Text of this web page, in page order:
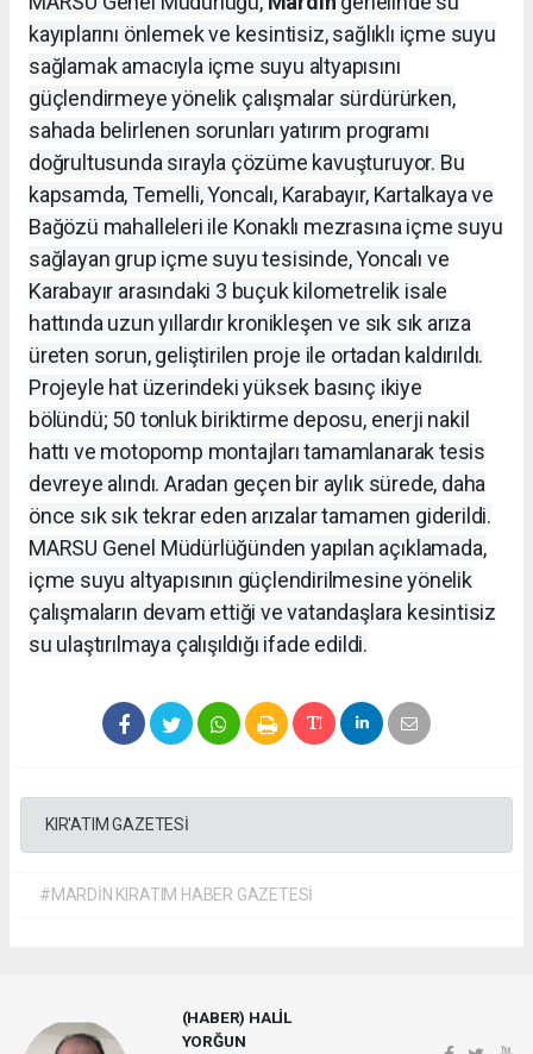
kayıplarını önlemek ve kesintisiz, sağlıklı içme suyu
sağlamak amacıyla içme suyu altyapısını
güçlendirmeye yönelik çalışmalar sürdürürken,
sahada belirlenen sorunları yatırım programı
doğrultusunda sırayla çözüme kavuşturuyor. Bu
kapsamda, Temelli, Yoncalı, Karabayır, Kartalkaya ve
Bağözü mahalleleri ile Konaklı mezrasına içme suyu
sağlayan grup içme suyu tesisinde, Yoncalı ve
Karabayır arasındaki 3 buçuk kilometrelik isale
hattında uzun yıllardır kronikleşen ve sık sık arıza
üreten sorun, geliştirilen proje ile ortadan kaldırıldı.
Projeyle hat üzerindeki yüksek basınç ikiye
bölündü; 50 tonluk biriktirme deposu, enerji nakil
hattı ve motopomp montajları tamamlanarak tesis
devreye alındı. Aradan geçen bir aylık sürede, daha
önce sık sık tekrar eden arızalar tamamen giderildi.
MARSU Genel Müdürlüğünden yapılan açıklamada,
içme suyu altyapısının güçlendirilmesine yönelik
çalışmaların devam ettiği ve vatandaşlara kesintisiz
su ulaştırılmaya çalışıldığı ifade edildi.
KIR'ATIM GAZETESİ
#MARDİN KIRATIM HABER GAZETESİ
(HABER) HALİL
YORĞUN